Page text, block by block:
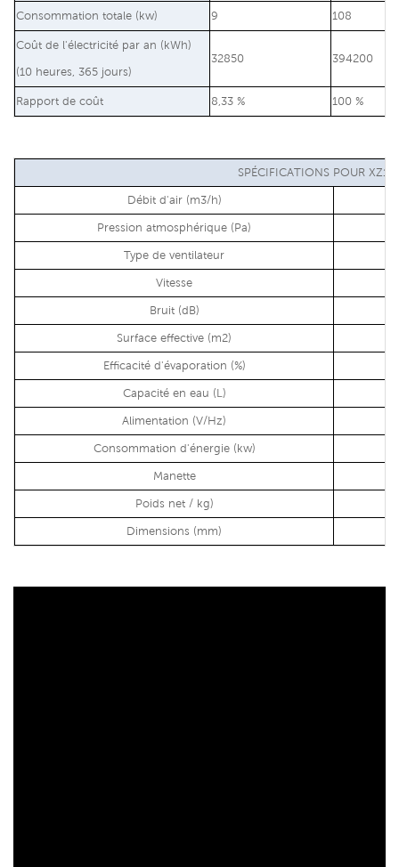
Consommation totale (kw) 9 108
Coût de l'électricité par an (kWh)
(10 heures, 365 jours)
32850 394200
Rapport de coût 8,33 % 100 %
SPÉCIFICATIONS POUR
Débit d'air (m3/h)
Pression atmosphérique (Pa)
Type de ventilateur
Vitesse
Bruit (dB)
Surface effective (m2)
Efficacité d'évaporation (%)
Capacité en eau (L)
Alimentation (V/Hz)
Consommation d'énergie (kw)
Manette
Poids net / kg)
Dimensions (mm)